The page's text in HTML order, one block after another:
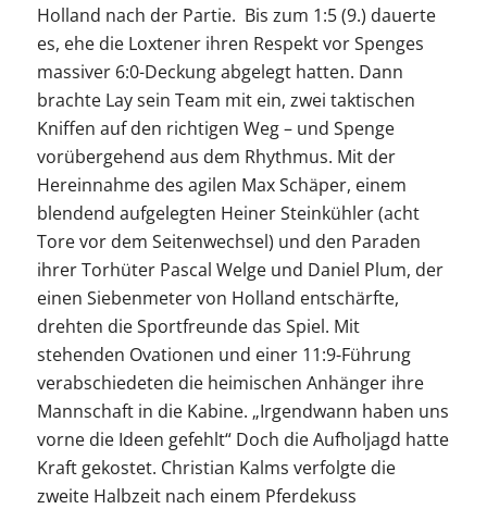
Holland nach der Partie. Bis zum 1:5 (9.) dauerte
es, ehe die Loxtener ihren Respekt vor Spenges
massiver 6:0-Deckung abgelegt hatten. Dann
brachte Lay sein Team mit ein, zwei taktischen
Kniffen auf den richtigen Weg – und Spenge
vorübergehend aus dem Rhythmus. Mit der
Hereinnahme des agilen Max Schäper, einem
blendend aufgelegten Heiner Steinkühler (acht
Tore vor dem Seitenwechsel) und den Paraden
ihrer Torhüter Pascal Welge und Daniel Plum, der
einen Siebenmeter von Holland entschärfte,
drehten die Sportfreunde das Spiel. Mit
stehenden Ovationen und einer 11:9-Führung
verabschiedeten die heimischen Anhänger ihre
Mannschaft in die Kabine. „Irgendwann haben uns
vorne die Ideen gefehlt“ Doch die Aufholjagd hatte
Kraft gekostet. Christian Kalms verfolgte die
zweite Halbzeit nach einem Pferdekuss